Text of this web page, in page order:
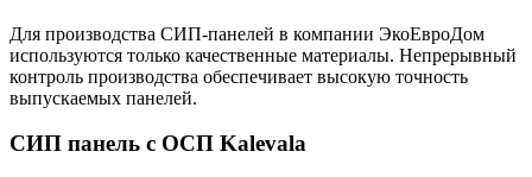
Для производства СИП-панелей в компании ЭкоЕвроДом
используются только качественные материалы. Непрерывный
контроль производства обеспечивает высокую точность
выпускаемых панелей.
СИП панель с ОСП Kalevala